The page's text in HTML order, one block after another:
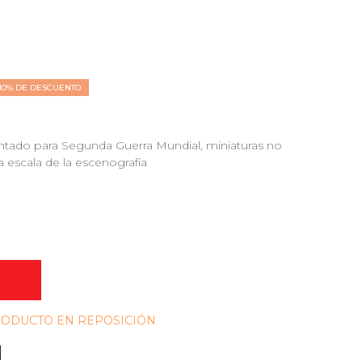
DE DESCUENTO
para Segunda Guerra Mundial, miniaturas no
escala de la escenografía
EN REPOSICIÓN